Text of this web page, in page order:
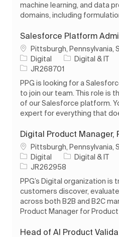
machine learning, and data
domains, including
Salesforce Platform
LocPittsburgh, Pennsylvania,
Digital
Categorie
Digital & IT
Job IdJR268701
PPG is looking for a
to join our team. This role is
of our Salesforce platform.
expert for everything that
Digital Product Manager,
LocPittsburgh, Pennsylvania,
Digital
Categorie
Digital & IT
Job IdJR262958
PPG’s Digital organization is
customers discover,
across both B2B and B2C
Product Manager for
Head of AI Product